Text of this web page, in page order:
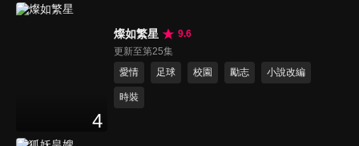
4
燦如繁星
9.6
更新至第25集
愛情
足球 校園 勵志 小說改編
時裝